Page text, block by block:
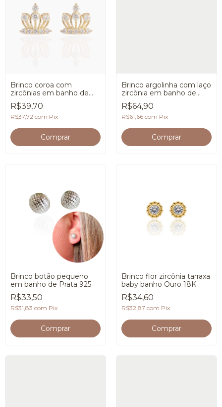
Brinco coroa com
zircônias em banho de
Ouro 18K
R$39,70
R$37,72 com Pix
Brinco argolinha com laço
zircônia em banho de
Ouro 18K
R$64,90
R$61,66 com Pix
Brinco botão pequeno
em banho de Prata 925
R$33,50
R$31,83 com Pix
Brinco flor zircônia tarraxa
baby banho Ouro 18K
R$34,60
R$32,87 com Pix